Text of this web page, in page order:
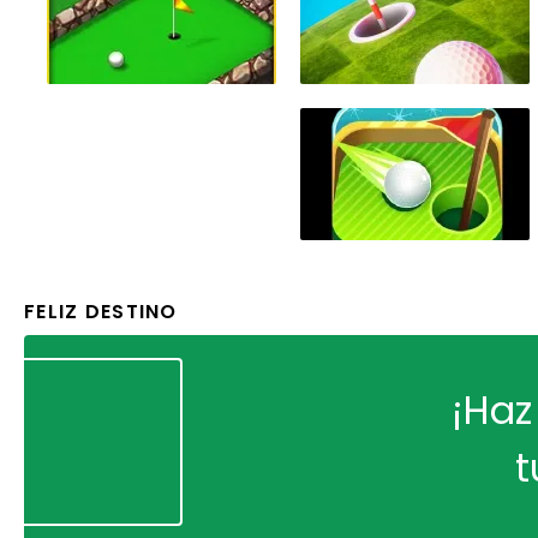
FELIZ DESTINO